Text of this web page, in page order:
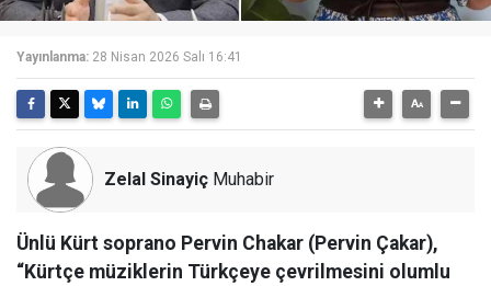
Yayınlanma: 28 Nisan 2026 Salı 16:41
Zelal Sinayiç Muhabir
Ünlü Kürt soprano Pervin Chakar (Pervin Çakar),
“Kürtçe müziklerin Türkçeye çevrilmesini olumlu